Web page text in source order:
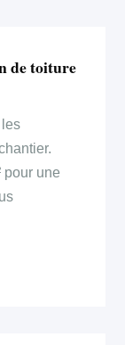
de toiture
les
pour une